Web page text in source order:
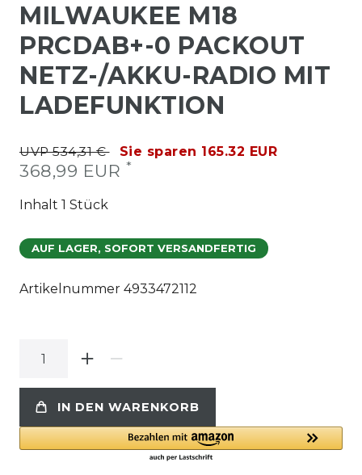
MILWAUKEE M18
PRCDAB+-0 PACKOUT
NETZ-/AKKU-RADIO MIT
LADEFUNKTION
UVP 534,31 € Sie sparen 165.32 EUR
368,99 EUR *
Inhalt 1 Stück
AUF LAGER, SOFORT VERSANDFERTIG
Artikelnummer 4933472112
IN DEN WARENKORB